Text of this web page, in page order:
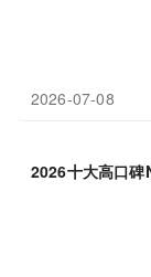
2026-07-08
2026十大高口碑